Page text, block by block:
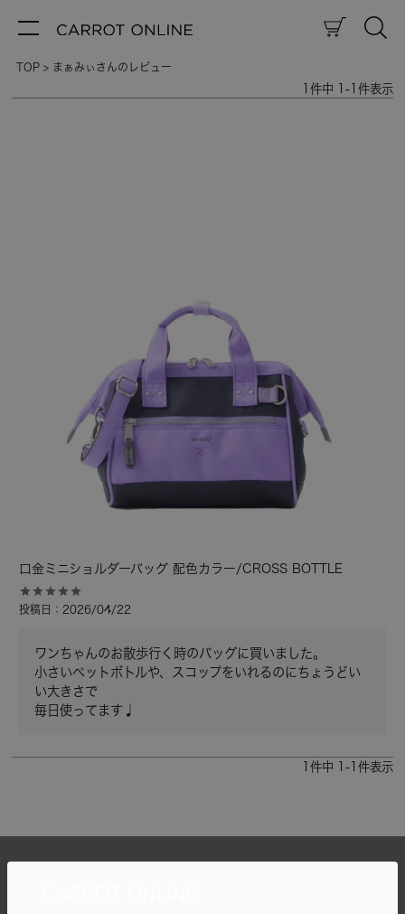
TOP まぁみぃさんのレビュー
件中 -1 件表示
口金ミニショルダーバッグ 配色カラー/CROSS BOTTLE
投稿日 2026/04/22
ワンちゃんのお散歩行く時のバッグに買いました。
小さいペットボトルや、スコップをいれるのにちょうどい
い大きさで
毎日使ってます♩
件中 -1 件表示